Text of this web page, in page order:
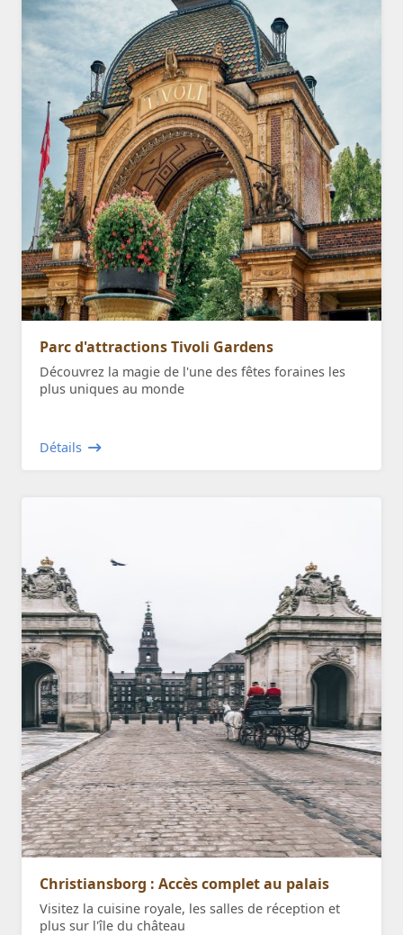
Parc d'attractions Tivoli Gardens
Découvrez la magie de l'une des fêtes foraines les
plus uniques au monde
Détails
Christiansborg : Accès complet au palais
Visitez la cuisine royale, les salles de réception et
plus sur l'île du château